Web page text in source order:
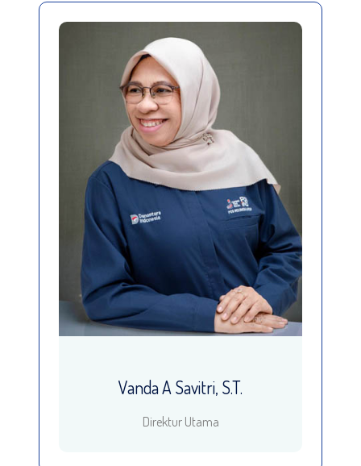
Vanda A Savitri, S.T.
Direktur Utama